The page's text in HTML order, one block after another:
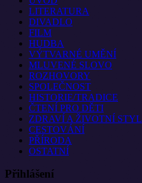
LITERATURA
DIVADLO
FILM
HUDBA
VÝTVARNÉ UMĚNÍ
MLUVENÉ SLOVO
ROZHOVORY
SPOLEČNOST
HISTORIE/TRADICE
ČTENÍ PRO DĚTI
ZDRAVÍ A ŽIVOTNÍ STYL
CESTOVÁNÍ
PŘÍRODA
OSTATNÍ
Přihlášení